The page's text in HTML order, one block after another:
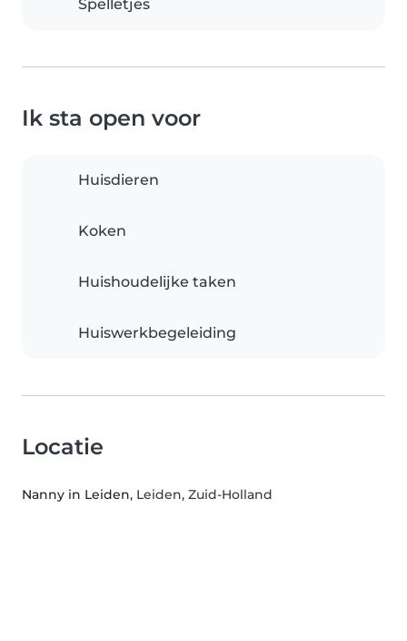
Spelletjes
Ik sta open voor
Huisdieren
Koken
Huishoudelijke taken
Huiswerkbegeleiding
Locatie
Nanny in Leiden, Leiden, Zuid-Holland